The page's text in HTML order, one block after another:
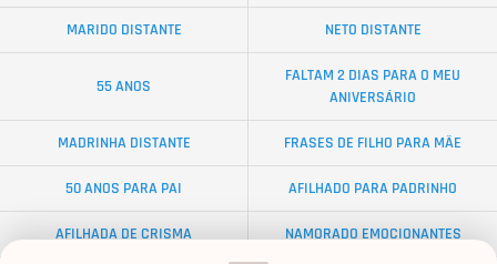
MARIDO DISTANTE NETO DISTANTE
55 ANOS
FALTAM 2 DIAS PARA O MEU
ANIVERSÁRIO
MADRINHA DISTANTE FRASES DE FILHO PARA MÃE
50 ANOS PARA PAI AFILHADO PARA PADRINHO
AFILHADA DE CRISMA NAMORADO EMOCIONANTES